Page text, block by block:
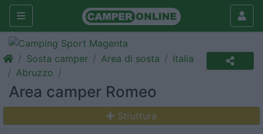
Sosta camper Area di sosta
Italia
Abruzzo
Area camper Romeo
Struttura